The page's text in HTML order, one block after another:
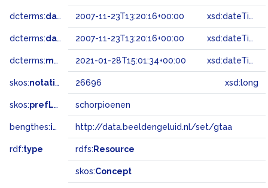
dcterms:dateAccepted 2007-11-23T13:20:16+00:00 xsd:dateTime
dcterms:dateSubmitted 2007-11-23T13:20:16+00:00 xsd:dateTime
dcterms:modified 2021-01-28T15:01:34+00:00 xsd:dateTime
skos:notation 26696 xsd:long
skos:prefLabel schorpioenen
bengthes:inSet http://data.beeldengeluid.nl/set/gtaa
rdf:type rdfs: Resource
skos:Concept